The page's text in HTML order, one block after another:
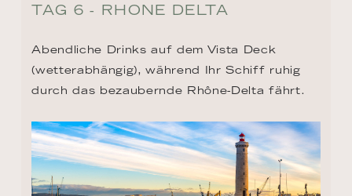
TAG 6 - RHONE DELTA
Abendliche Drinks auf dem Vista Deck
(wetterabhängig), während Ihr Schiff ruhig
durch das bezaubernde Rhône-Delta fährt.